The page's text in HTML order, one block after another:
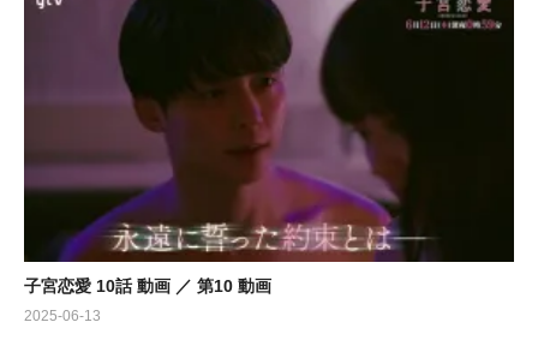
子宮恋愛 10話 動画 ／ 第10 動画
2025-06-13